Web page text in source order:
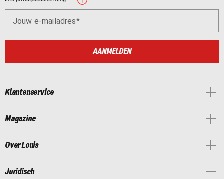
Jouw e-mailadres
AANMELDEN
Klantenservice
Magazine
Over Louis
Juridisch